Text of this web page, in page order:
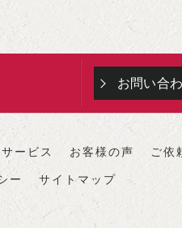
お問い合
サービス お客様の声 ご依
ー サイトマップ